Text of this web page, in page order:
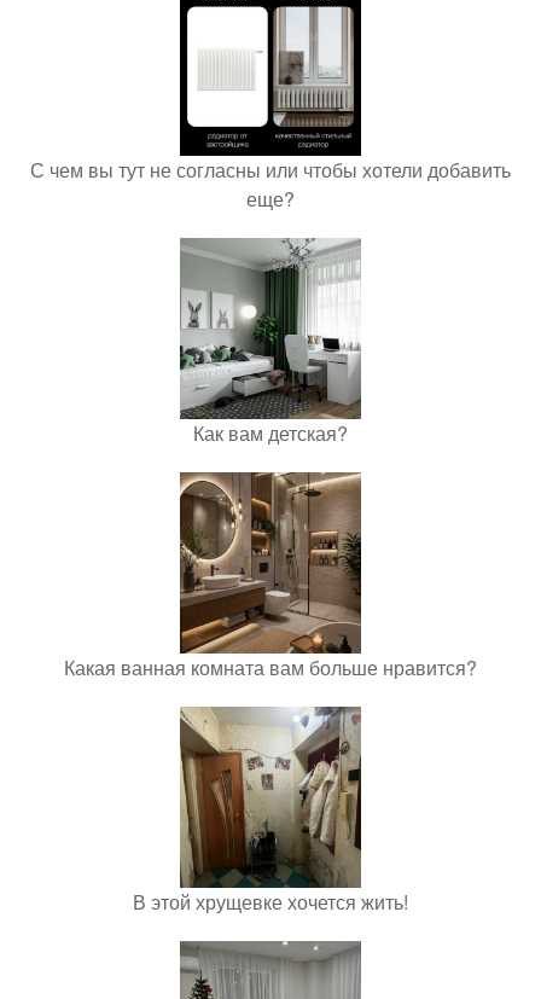
С чем вы тут не согласны или чтобы хотели добавить
еще?
Как вам детская?
Какая ванная комната вам больше нравится?
В этой хрущевке хочется жить!